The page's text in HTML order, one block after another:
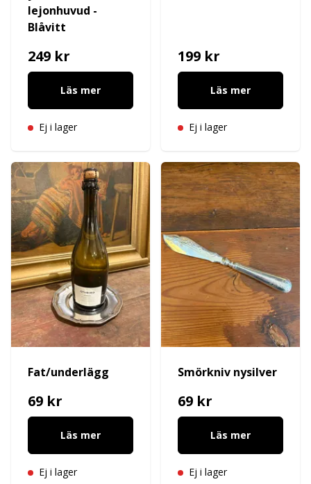
lejonhuvud -
Blåvitt
249 kr
Läs mer
Ej i lager
199 kr
Läs mer
Ej i lager
Fat/underlägg
69 kr
Läs mer
Ej i lager
Smörkniv nysilver
69 kr
Läs mer
Ej i lager